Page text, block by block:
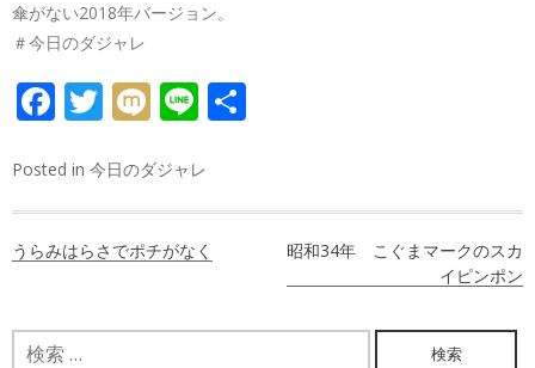
傘がない2018年バージョン。
＃今日のダジャレ
FACEBOOK
TWITTER
MIXILINE
Posted in 今日のダジャレ
ビ
うらみはらさでポチがなく
昭和34年 こぐまマークのスカ
イピンポン
検